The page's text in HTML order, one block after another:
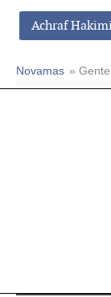
Achraf
Novamas » Gente